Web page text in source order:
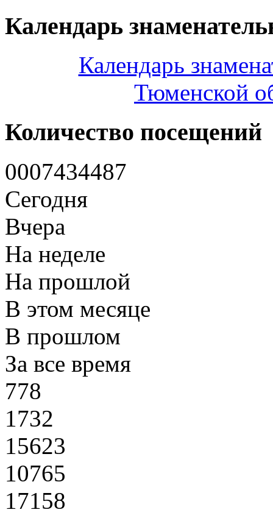
Календарь
Календарь
Тюменской
Количество посещений
0007434487
Сегодня
Вчера
На неделе
На прошлой
В этом месяце
В прошлом
За все время
778
1732
15623
10765
17158